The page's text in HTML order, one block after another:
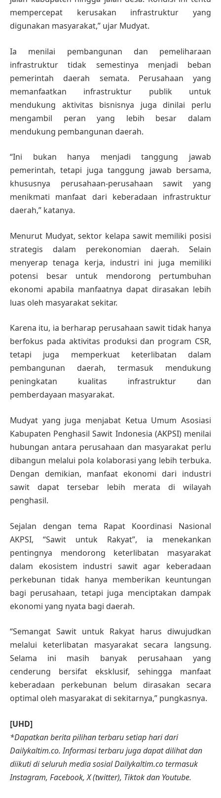
mempercepat kerusakan infrastruktur yang
digunakan masyarakat,” ujar Mudyat.
Ia menilai pembangunan dan pemeliharaan
infrastruktur tidak semestinya menjadi beban
pemerintah daerah semata. Perusahaan yang
memanfaatkan infrastruktur publik untuk
mendukung aktivitas bisnisnya juga dinilai perlu
mengambil peran yang lebih besar dalam
mendukung pembangunan daerah.
“Ini bukan hanya menjadi tanggung jawab
pemerintah, tetapi juga tanggung jawab bersama,
khususnya perusahaan-perusahaan sawit yang
menikmati manfaat dari keberadaan infrastruktur
daerah,” katanya.
Menurut Mudyat, sektor kelapa sawit memiliki posisi
strategis dalam perekonomian daerah. Selain
menyerap tenaga kerja, industri ini juga memiliki
potensi besar untuk mendorong pertumbuhan
ekonomi apabila manfaatnya dapat dirasakan lebih
luas oleh masyarakat sekitar.
Karena itu, ia berharap perusahaan sawit tidak hanya
berfokus pada aktivitas produksi dan program CSR,
tetapi juga memperkuat keterlibatan dalam
pembangunan daerah, termasuk mendukung
peningkatan kualitas infrastruktur dan
pemberdayaan masyarakat.
Mudyat yang juga menjabat Ketua Umum Asosiasi
Kabupaten Penghasil Sawit Indonesia (AKPSI) menilai
hubungan antara perusahaan dan masyarakat perlu
dibangun melalui pola kolaborasi yang lebih terbuka.
Dengan demikian, manfaat ekonomi dari industri
sawit dapat tersebar lebih merata di wilayah
penghasil.
Sejalan dengan tema Rapat Koordinasi Nasional
AKPSI, “Sawit untuk Rakyat”, ia menekankan
pentingnya mendorong keterlibatan masyarakat
dalam ekosistem industri sawit agar keberadaan
perkebunan tidak hanya memberikan keuntungan
bagi perusahaan, tetapi juga menciptakan dampak
ekonomi yang nyata bagi daerah.
“Semangat Sawit untuk Rakyat harus diwujudkan
melalui keterlibatan masyarakat secara langsung.
Selama ini masih banyak perusahaan yang
cenderung bersifat eksklusif, sehingga manfaat
keberadaan perkebunan belum dirasakan secara
optimal oleh masyarakat di sekitarnya,” pungkasnya.
[UHD]
*Dapatkan berita pilihan terbaru setiap hari dari
Dailykaltim.co. Informasi terbaru juga dapat dilihat dan
diikuti di seluruh media sosial Dailykaltim.co termasuk
Instagram, Facebook, X (twitter), Tiktok dan Youtube.